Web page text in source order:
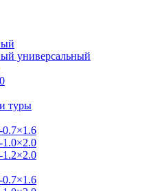
универсальный
туры